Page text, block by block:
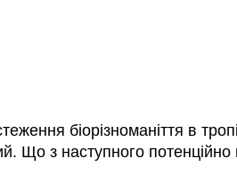
біорізноманіття в
Що з наступного